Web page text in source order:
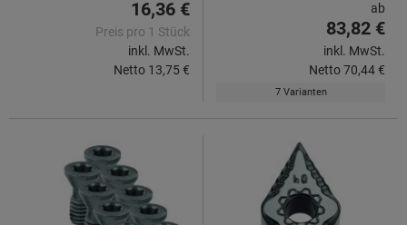
16,36 €
Preis pro 1 Stück
inkl. MwSt.
Netto 13,75 €
ab
83,82 €
inkl. MwSt.
Netto70,44 €
7 Varianten